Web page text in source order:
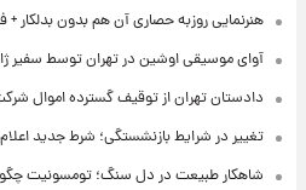
هنرنمایی روزبه حصاری آن هم بدون بدلکار +
آوای موسیقی اوشین در تهران توسط سفیر
دادستان تهران از توقیف گسترده اموال
تغییر در شرایط بازنشستگی؛ شرط جدید
شاهکار طبیعت در دل سنگ؛ تومسونیت